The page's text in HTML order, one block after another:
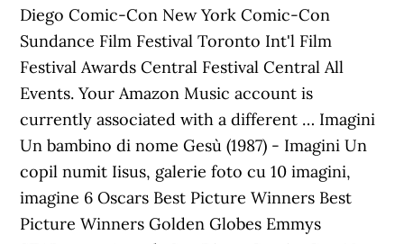
Diego Comic-Con New York Comic-Con
Sundance Film Festival Toronto Int'l Film
Festival Awards Central Festival Central All
Events. Your Amazon Music account is
currently associated with a different … Imagini
Un bambino di nome Gesù (1987) - Imagini Un
copil numit Iisus, galerie foto cu 10 imagini,
imagine 6 Oscars Best Picture Winners Best
Picture Winners Golden Globes Emmys